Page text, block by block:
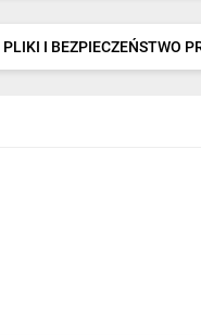
PLIKI I BEZPIECZEŃSTWO